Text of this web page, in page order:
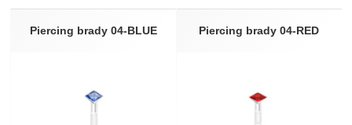
Piercing brady 04-BLUE Piercing brady 04-RED